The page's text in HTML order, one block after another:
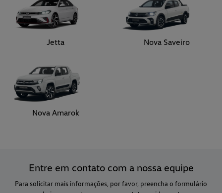
Nova Amarok
Entre em contato com a nossa equipe
Para solicitar mais informações, por favor, preencha o formulário
abaixo que entraremos em contato rapidamente